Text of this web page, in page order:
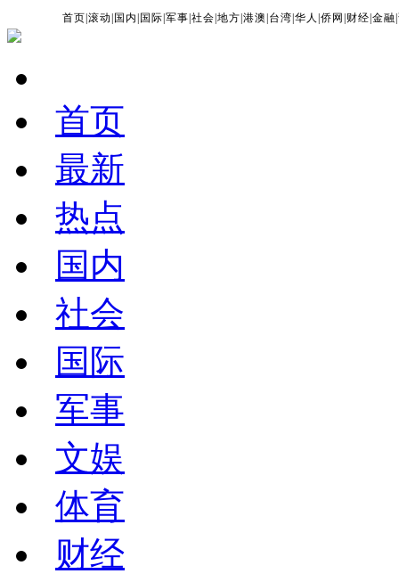
首页 |滚动 国内 国际 |军事 |社会 |地方 |港澳 台湾 |华人 |侨网 财经 |金融 |
首页
最新
热点
国内
社会
国际
军事
文娱
体育
财经